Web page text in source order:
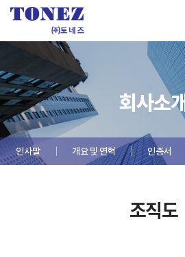
회사소
인사말 개요 및 연혁 인증서
조직도